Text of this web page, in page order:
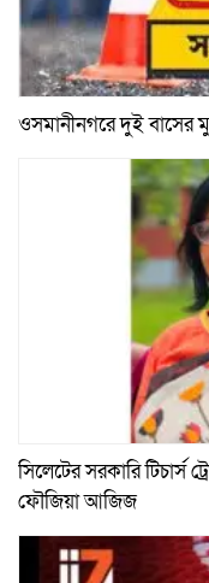
ওসমানীনগরে দুই বাসের
সিলেটের সরকারি টিচার্স
ফৌজিয়া আজিজ